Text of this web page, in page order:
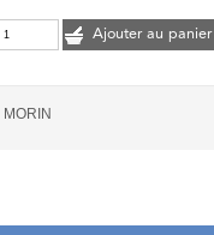
Ajouter au panier
MORIN